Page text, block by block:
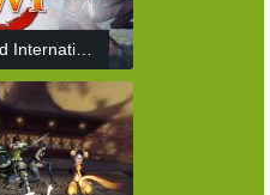
Perfect World International